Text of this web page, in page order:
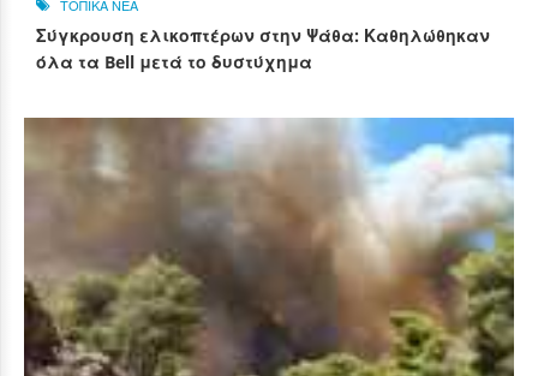
ΤΟΠΙΚΑ ΝΕΑ
Σύγκρουση ελικοπτέρων στην Ψάθα: Καθηλώθηκαν
όλα τα Bell μετά το δυστύχημα